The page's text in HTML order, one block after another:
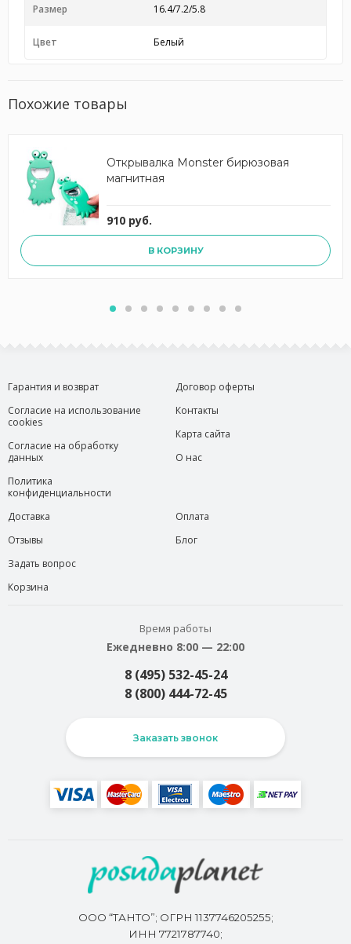
Размер 16.4/7.2/5.8
Цвет Белый
Похожие товары
Открывалка Monster бирюзовая
магнитная
910 руб.
В КОРЗИНУ
Гарантия и возврат
Согласие на использование
cookies
Согласие на обработку
данных
Политика
конфиденциальности
Договор оферты
Контакты
Карта сайта
О нас
Доставка
Отзывы
Задать вопрос
Корзина
Оплата
Блог
Время работы
Ежедневно 8:00 — 22:00
8 (495) 532-45-24
8 (800) 444-72-45
Заказать звонок
ООО “ТАНТО”; ОГРН 1137746205255;
ИНН 7721787740;